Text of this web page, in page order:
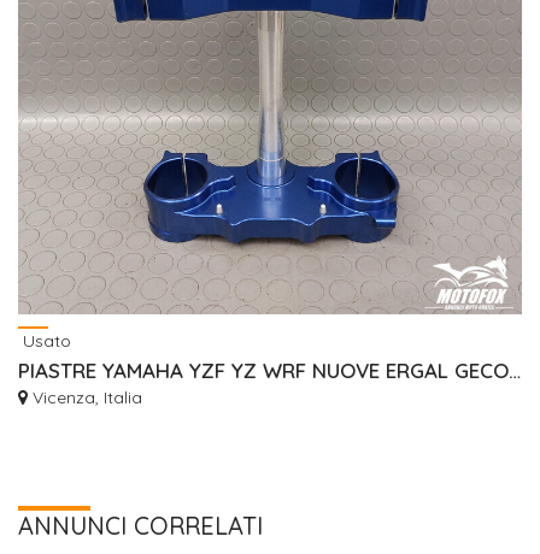
Usato
PIASTRE YAMAHA YZF YZ WRF NUOVE ERGAL GECO RISER
Vicenza, Italia
ANNUNCI CORRELATI